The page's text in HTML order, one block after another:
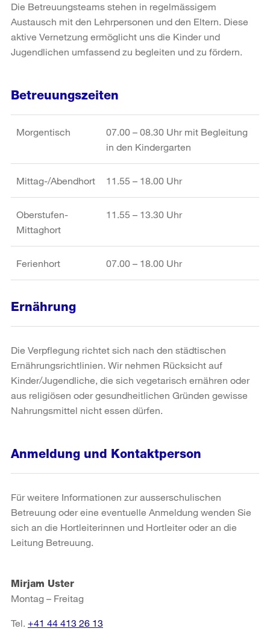
Die Betreuungsteams stehen in regelmässigem
Austausch mit den Lehrpersonen und den Eltern. Diese
aktive Vernetzung ermöglicht uns die Kinder und
Jugendlichen umfassend zu begleiten und zu fördern.
Betreuungszeiten
Morgentisch
07.00 – 08.30 Uhr mit Begleitung
in den Kindergarten
Mittag-/Abendhort 11.55 – 18.00 Uhr
Oberstufen-
Mittaghort
11.55 – 13.30 Uhr
Ferienhort 07.00 – 18.00 Uhr
Ernährung
Die Verpflegung richtet sich nach den städtischen
Ernährungsrichtlinien. Wir nehmen Rücksicht auf
Kinder/Jugendliche, die sich vegetarisch ernähren oder
aus religiösen oder gesundheitlichen Gründen gewisse
Nahrungsmittel nicht essen dürfen.
Anmeldung und Kontaktperson
Für weitere Informationen zur ausserschulischen
Betreuung oder eine eventuelle Anmeldung wenden Sie
sich an die Hortleiterinnen und Hortleiter oder an die
Leitung Betreuung.
Mirjam Uster
Montag – Freitag
Tel. +41 44 413 26 13